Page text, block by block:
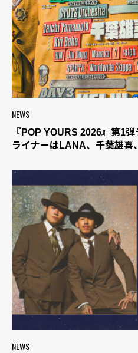
NEWS
『POP YOURS 2026』第1
ライナーはLANA、千葉雄喜
NEWS